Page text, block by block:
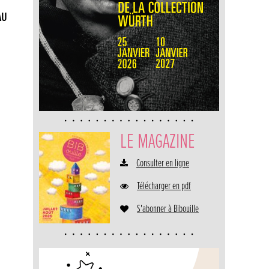
LE MAGAZINE
Consulter en ligne
Télécharger en pdf
S'abonner à Bibouille